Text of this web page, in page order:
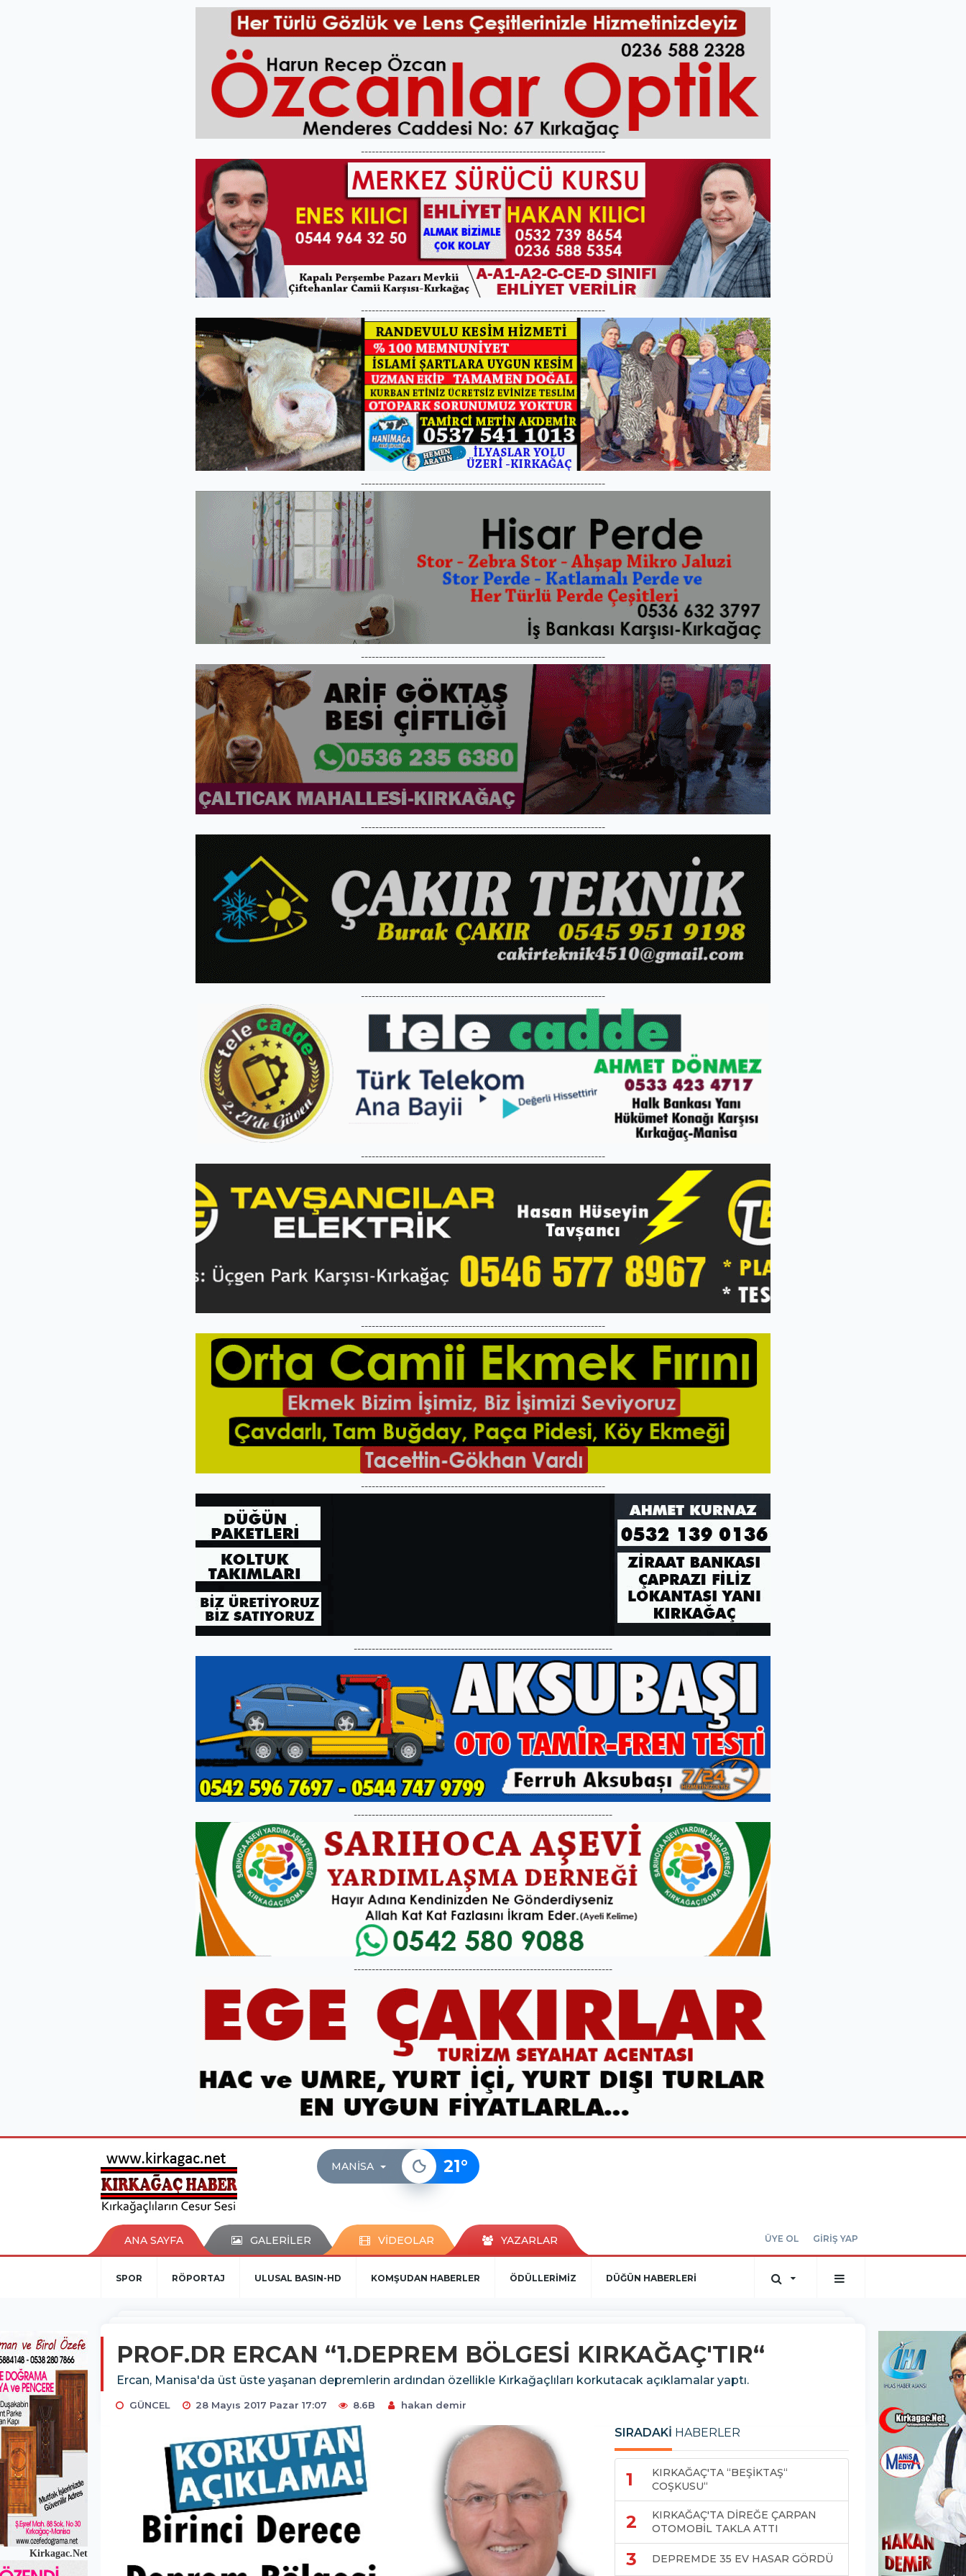
--------------------------------------------------------------------
--------------------------------------------------------------------
--------------------------------------------------------------------
--------------------------------------------------------------------
--------------------------------------------------------------------
--------------------------------------------------------------------
--------------------------------------------------------------------
--------------------------------------------------------------------
--------------------------------------------------------------------
------------------------------------------------------------------------
------------------------------------------------------------------------
------------------------------------------------------------------------
MANISA 21°
ANA SAYFA GALERİLER VİDEOLAR YAZARLAR ÜYE OL GİRİŞ YAP
SPOR RÖPORTAJ ULUSAL BASIN-HD KOMŞUDAN HABERLER ÖDÜLLERİMİZ DÜĞÜN HABERLERİ
PROF.DR ERCAN “1.DEPREM BÖLGESİ KIRKAĞAÇ'TIR“
Ercan, Manisa'da üst üste yaşanan depremlerin ardından özellikle Kırkağaçlıları korkutacak açıklamalar yaptı.
GÜNCEL 28 Mayıs 2017 Pazar 17:07 8.6B hakan demir
SIRADAKİ HABERLER
1
KIRKAĞAÇ'TA “BEŞİKTAŞ“
COŞKUSU“
2
KIRKAĞAÇ'TA DİREĞE ÇARPAN
OTOMOBİL TAKLA ATTI
3 DEPREMDE 35 EV HASAR GÖRDÜ
Kirkagac.Net